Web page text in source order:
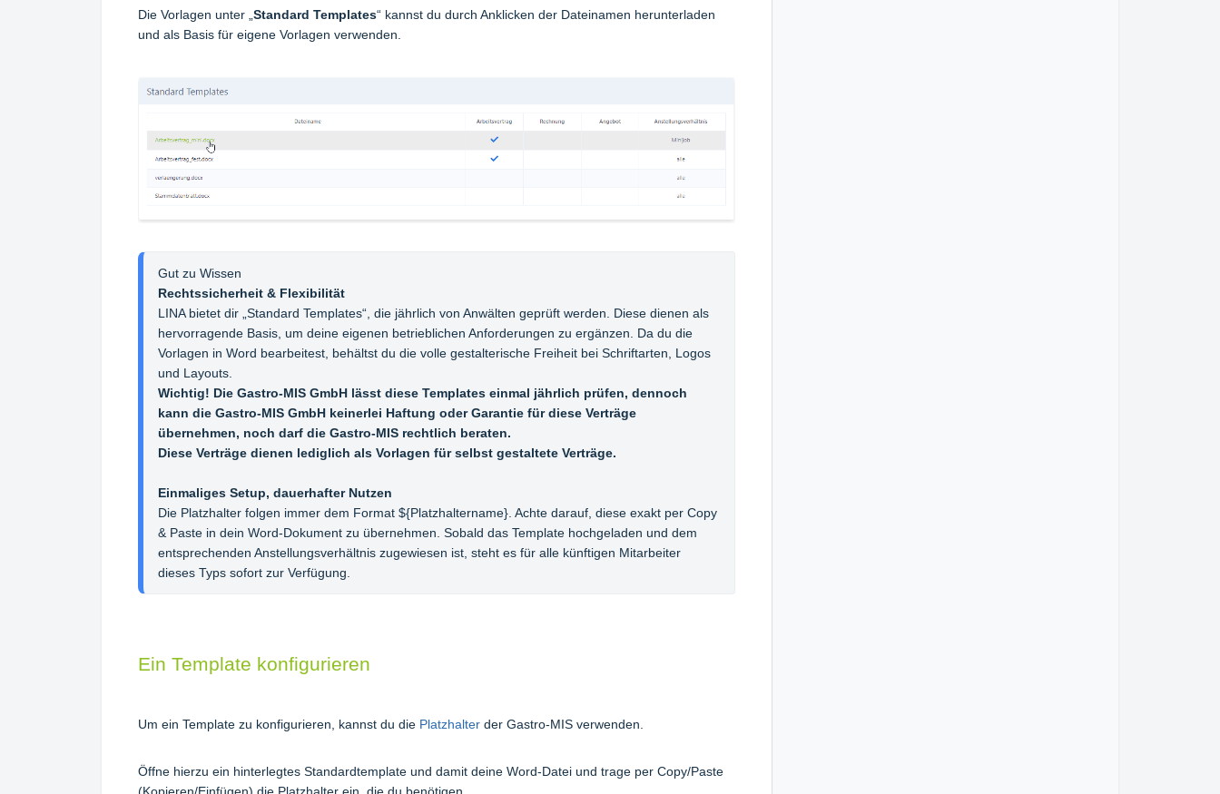
Die Vorlagen unter „ Standard Templates“ kannst du durch Anklicken der Dateinamen herunterladen
und als Basis für eigene Vorlagen verwenden.
Gut zu Wissen
Rechtssicherheit & Flexibilität
LINA bietet dir „Standard Templates“, die jährlich von Anwälten geprüft werden. Diese dienen als
hervorragende Basis, um deine eigenen betrieblichen Anforderungen zu ergänzen. Da du die
Vorlagen in Word bearbeitest, behältst du die volle gestalterische Freiheit bei Schriftarten, Logos
Wichtig! Die Gastro-MIS GmbH lässt diese Templates einmal jährlich prüfen, dennoch
kann die Gastro-MIS GmbH keinerlei Haftung oder Garantie für diese Verträge
übernehmen, noch darf die Gastro-MIS rechtlich beraten.
Diese Verträge dienen lediglich als Vorlagen für selbst gestaltete Verträge.
Einmaliges Setup, dauerhafter Nutzen
Die Platzhalter folgen immer dem Format ${Platzhaltername} . Achte darauf, diese exakt per Copy
& Paste in dein Word-Dokument zu übernehmen. Sobald das Template hochgeladen und dem
entsprechenden Anstellungsverhältnis zugewiesen ist, steht es für alle künftigen Mitarbeiter
dieses Typs sofort zur Verfügung.
Ein Template konfigurieren
Um ein Template zu konfigurieren, kannst du die Platzhalter der Gastro-MIS verwenden.
Öffne hierzu ein hinterlegtes Standardtemplate und damit deine Word-Datei und trage per Copy/Paste
(Kopieren/Einfügen) die Platzhalter ein, die du benötigen.